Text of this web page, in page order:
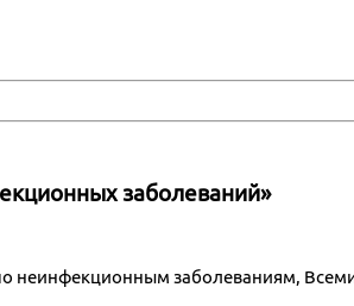
заболеваний»
неинфекционным заболеваниям,